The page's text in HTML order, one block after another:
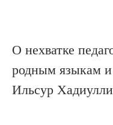
О нехватке
родным языкам и
Ильсур